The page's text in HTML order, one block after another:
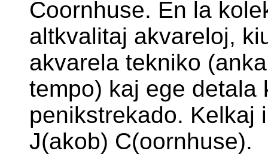
Coornhuse. En la
altkvalitaj akvareloj,
akvarela tekniko
tempo) kaj ege detala
penikstrekado. Kelkaj
J(akob) C(oornhuse).